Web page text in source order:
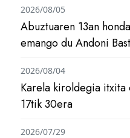
Abuztuaren 13an
emango du Andoni
2026/08/05
Karela kiroldegia
17tik 30era
2026/08/04
2026/07/29